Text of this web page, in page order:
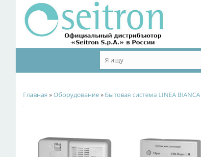
Главная »Оборудование» Бытовая система LINEA BIANCA